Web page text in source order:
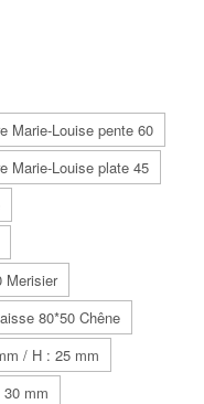
Marie-Louise pente 60
Marie-Louise plate 45
Merisier
80*50 Chêne
/ H : 25 mm
mm